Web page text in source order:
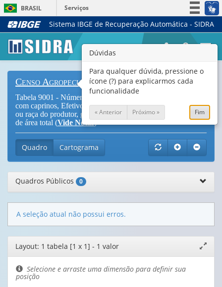
BRASIL
Serviços
Simplifique!
Legislação
Canais
Sistema IBGE de Recuperação Automática - SIDRA
Censo Agropecuário
Tabela 9001 - Número de estabelecimentos agropecuários
com caprinos, Efetivos, Venda e Produção de leite, por cor
ou raça do produtor, grupos de atividade econômica e grupos
de área total (Vide Notas)
Quadro Cartograma
Quadros Públicos 0
A seleção atual não possui erros.
Editor
de
layout
janela
Layout: 1 tabela [1 x 1] - 1 valor
Selecione e arraste uma dimensão para definir sua
posição
Dúvidas
Para qualquer dúvida, pressione o
ícone (?) para explicarmos cada
funcionalidade
« Anterior Próximo » Fim